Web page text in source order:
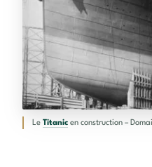
Le Titanic en construction –